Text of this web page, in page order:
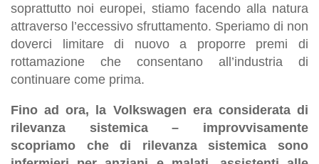
soprattutto noi europei, stiamo facendo alla natura
attraverso l’eccessivo sfruttamento. Speriamo di non
doverci limitare di nuovo a proporre premi di
rottamazione che consentano all’industria di
continuare come prima.
Fino ad ora, la Volkswagen era considerata di
rilevanza sistemica – improvvisamente
scopriamo che di rilevanza sistemica sono